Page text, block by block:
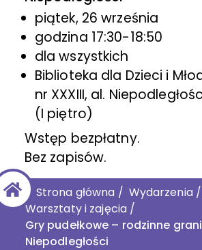
piątek, 26 września
godzina 17:30-18:50
dla wszystkich
Biblioteka dla Dzieci i
nr XXXIII, al.
(I piętro)
Wstęp bezpłatny.
Bez zapisów.
Strona główna / Wydarzenia/
Warsztaty i zajęcia /
Gry pudełkowe – rodzinne
Niepodległości